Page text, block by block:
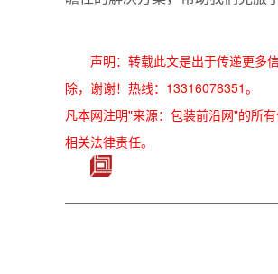
声明：转载此文是出于传递更多
除，谢谢！热线：13316078351。
凡本网注明"来源：包装前沿网"的所
相关法律责任。